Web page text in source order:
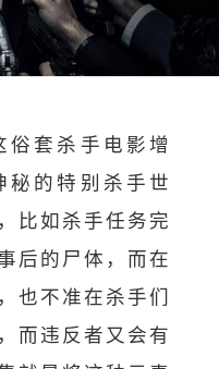
俗套杀手电影增
的特别杀手世
比如杀手任务完
后的尸体，而在
也不准在杀手们
而违反者又会有